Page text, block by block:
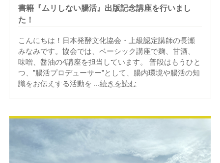
書籍『ムリしない腸活』出版記念講座を行いまし
た！
こんにちは！日本発酵文化協会・上級認定講師の長瀬
みなみです。協会では、ベーシック講座で麹、甘酒、
味噌、醤油の4講座を担当しています。 普段はもうひと
つ、”腸活プロデューサー”として、腸内環境や腸活の知
識をお伝えする活動を ...続きを読む